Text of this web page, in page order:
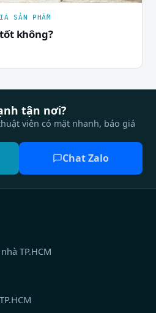
SẢN PHẨM
không?
tận nơi?
viên có mặt nhanh, báo giá
Chat Zalo
TP.HCM